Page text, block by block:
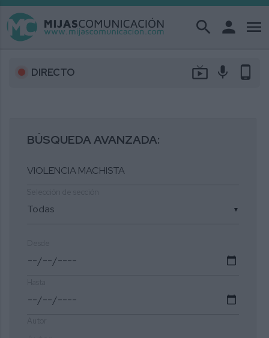
search person menu
DIRECTO live_tv mic phone_android
BÚSQUEDA AVANZADA:
▼